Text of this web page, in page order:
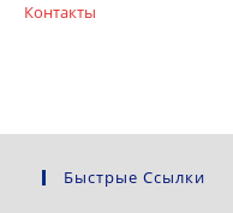
Контакты
Быстрые Ссылки